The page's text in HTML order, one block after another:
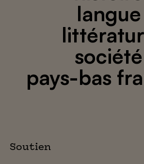
langue
société
pays-bas
Soutien